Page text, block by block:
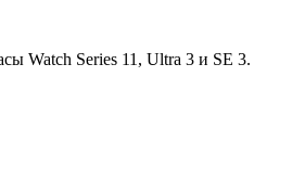
Watch Series 11, Ultra 3 и SE 3.